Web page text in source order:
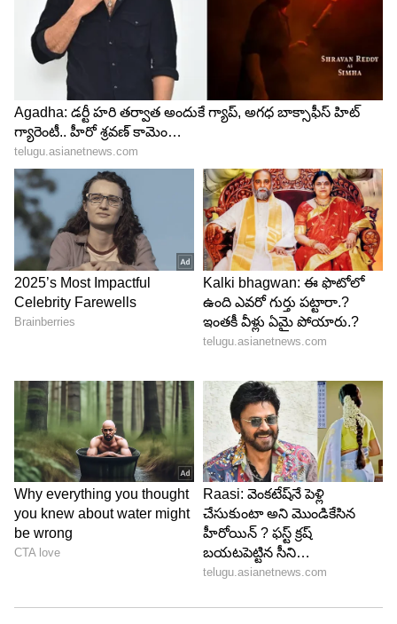
షాక్ అయ్యాంది. వెంటనే కుమార్తెతో కలిసి సబ్బవరం పోలీస్
స్టేషన్ లో ఫిర్యాదు చేసిందని స్టేషన్ సిఐ వివరించారు.
అనకాపల్లి పోలీస్ స్టేషన్లో కేసు నమోదు చేసి నిందితుడిని
అరెస్టు చేశారని చెప్పారు.